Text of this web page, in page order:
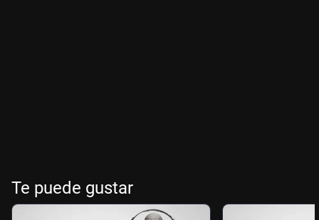
Te puede gustar